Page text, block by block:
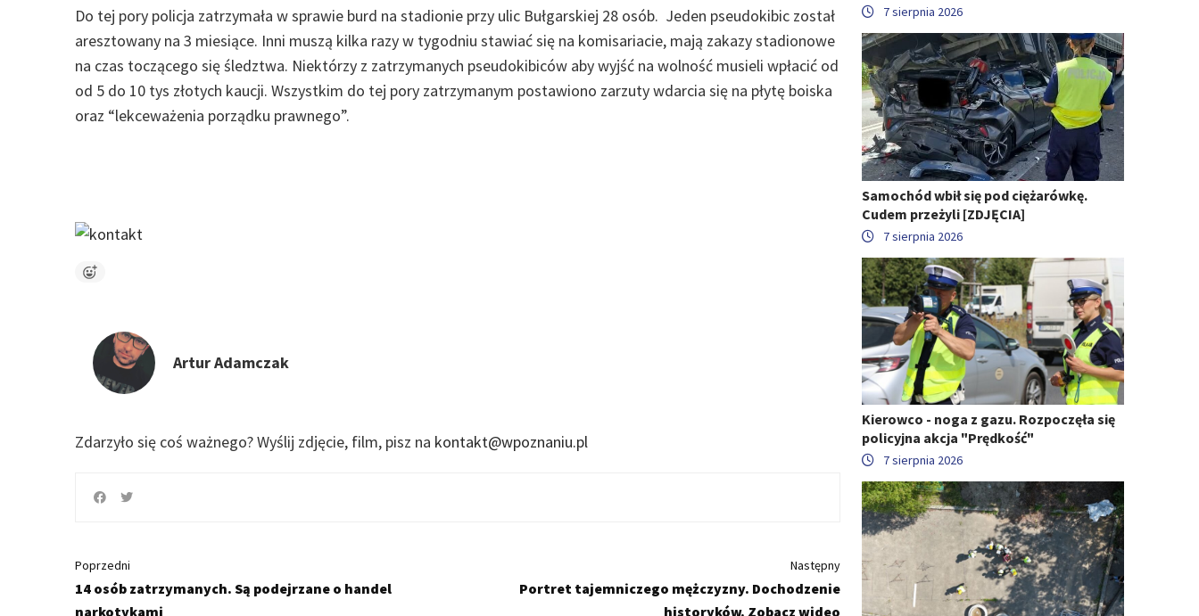
Do tej pory policja zatrzymała w sprawie burd na stadionie przy ulic Bułgarskiej 28 osób. Jeden pseudokibic został
aresztowany na 3 miesiące. Inni muszą kilka razy w tygodniu stawiać się na komisariacie, mają zakazy stadionowe
na czas toczącego się śledztwa. Niektórzy z zatrzymanych pseudokibiców aby wyjść na wolność musieli wpłacić od
od 5 do 10 tys złotych kaucji. Wszystkim do tej pory zatrzymanym postawiono zarzuty wdarcia się na płytę boiska
oraz “lekceważenia porządku prawnego”.
Artur Adamczak
Zdarzyło się coś ważnego?Wyślij zdjęcie, film, pisz na kontakt@wpoznaniu.pl
Poprzedni
14 osób zatrzymanych. Są podejrzane o handel
narkotykami
Następny
Portret tajemniczego mężczyzny. Dochodzenie
historyków. Zobacz wideo
7 sierpnia 2026
Samochód wbił się pod ciężarówkę.
Cudem przeżyli [ZDJĘCIA]
7 sierpnia 2026
Kierowco - noga z gazu. Rozpoczęła się
policyjna akcja "Prędkość"
7 sierpnia 2026